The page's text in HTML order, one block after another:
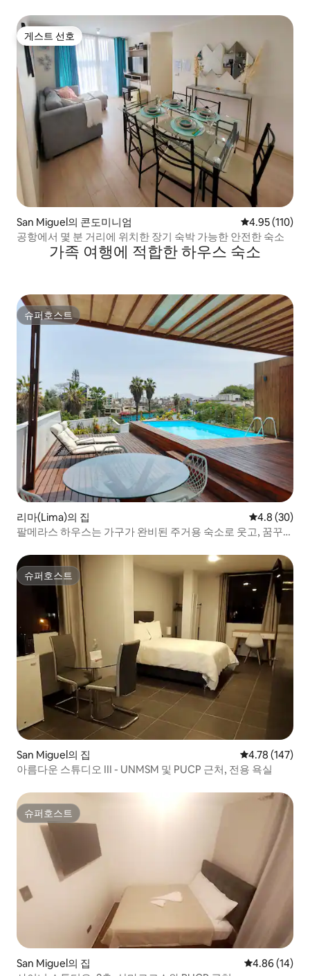
게스트 선호
게스트 선호
San Miguel의 콘도미니엄 평점 4.95점(5
4.95 (110)
공항에서 몇 분 거리에 위치한 장기 숙박 가능한 안전한 숙소
가족 여행에 적합한 하우스 숙소
슈퍼호스트
슈퍼호스트
리마(Lima)의 집 평점 4.8점(5
4.8 (30)
팔메라스 하우스는 가구가 완비된 주거용 숙소로 웃고, 꿈꾸
슈퍼호스트
슈퍼호스트
San Miguel의 집 평점 4.78점(5
4.78 (147)
아름다운 스튜디오 III - UNMSM 및 PUCP 근처, 전용 욕실
슈퍼호스트
슈퍼호스트
San Miguel의 집 평점 4.86점(5
4.86 (14)